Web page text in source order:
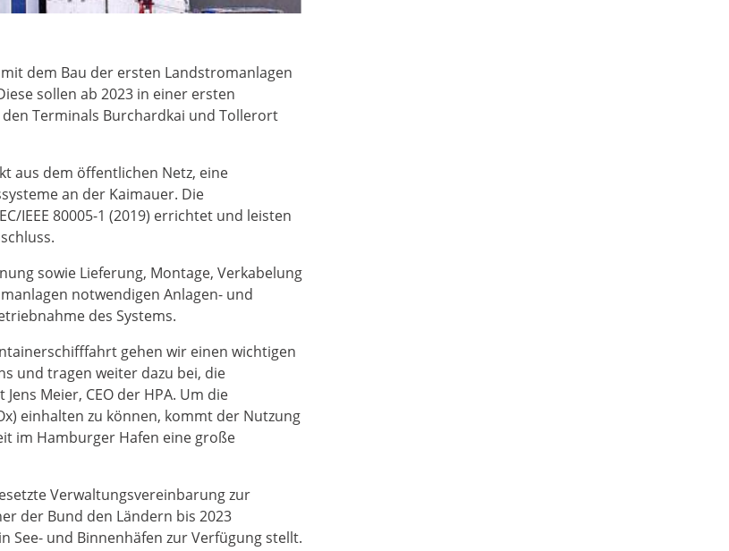
dem Bau der ersten Landstromanlagen
sollen ab 2023 in einer ersten
Terminals Burchardkai und Tollerort
aus dem öffentlichen Netz, eine
an der Kaimauer. Die
IEEE 80005-1 (2019) errichtet und leisten
sowie Lieferung, Montage, Verkabelung
notwendigen Anlagen- und
des Systems.
gehen wir einen wichtigen
und tragen weiter dazu bei, die
Meier, CEO der HPA. Um die
einhalten zu können, kommt der Nutzung
im Hamburger Hafen eine große
Verwaltungsvereinbarung zur
der Bund den Ländern bis 2023
See- und Binnenhäfen zur Verfügung stellt.